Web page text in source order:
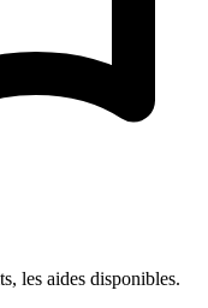
les aides disponibles.